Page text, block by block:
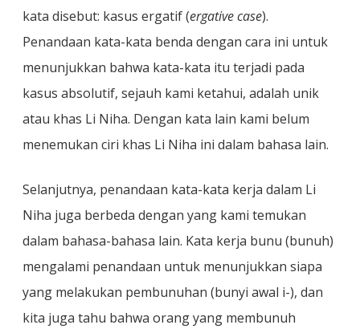
kata disebut: kasus ergatif (ergative case).
Penandaan kata-kata benda dengan cara ini untuk
menunjukkan bahwa kata-kata itu terjadi pada
kasus absolutif, sejauh kami ketahui, adalah unik
atau khas Li Niha. Dengan kata lain kami belum
menemukan ciri khas Li Niha ini dalam bahasa lain.
Selanjutnya, penandaan kata-kata kerja dalam Li
Niha juga berbeda dengan yang kami temukan
dalam bahasa-bahasa lain. Kata kerja bunu (bunuh)
mengalami penandaan untuk menunjukkan siapa
yang melakukan pembunuhan (bunyi awal i-), dan
kita juga tahu bahwa orang yang membunuh